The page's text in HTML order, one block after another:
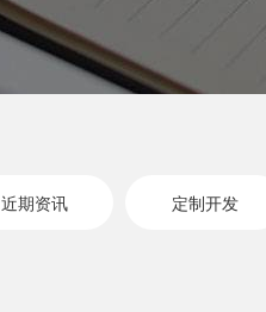
近期资讯 定制开发